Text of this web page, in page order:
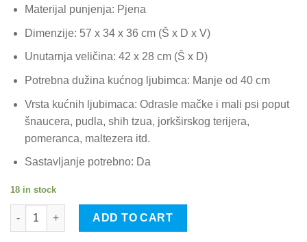
Materijal punjenja: Pjena
Dimenzije: 57 x 34 x 36 cm (Š x D x V)
Unutarnja veličina: 42 x 28 cm (Š x D)
Potrebna dužina kućnog ljubimca: Manje od 40 cm
Vrsta kućnih ljubimaca: Odrasle mačke i mali psi poput
šnaucera, pudla, shih tzua, jorkširskog terijera,
pomeranca, maltezera itd.
Sastavljanje potrebno: Da
18 in stock
vidaXL Sofa za pse crna 57 x 34 x 36 cm plišana quantity
ADD TO CART